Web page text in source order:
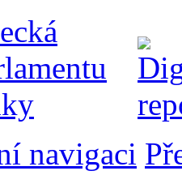
navigaci